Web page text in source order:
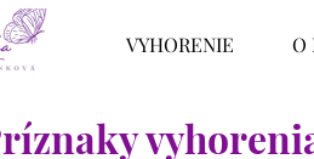
VYHORENIE O